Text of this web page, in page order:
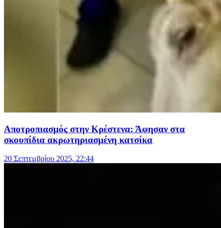
Αποτροπιασμός στην Κρέστενα: Άφησαν στα
σκουπίδια ακρωτηριασμένη κατσίκα
20 Σεπτεμβρίου 2025, 22:44